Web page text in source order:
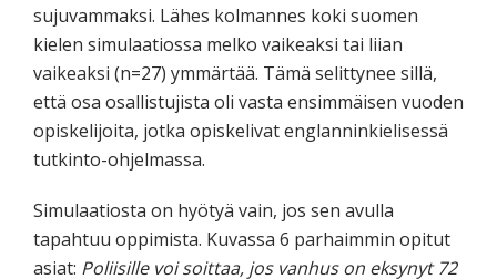
sujuvammaksi. Lähes kolmannes koki suomen
kielen simulaatiossa melko vaikeaksi tai liian
vaikeaksi (n=27) ymmärtää. Tämä selittynee sillä,
että osa osallistujista oli vasta ensimmäisen vuoden
opiskelijoita, jotka opiskelivat englanninkielisessä
tutkinto-ohjelmassa.
Simulaatiosta on hyötyä vain, jos sen avulla
tapahtuu oppimista. Kuvassa 6 parhaimmin opitut
asiat: Poliisille voi soittaa, jos vanhus on eksynyt 72